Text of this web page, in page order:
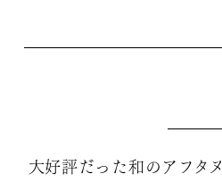
大好評だった和のアフタ